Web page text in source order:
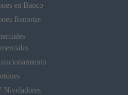
en Banco
Remotas
Niveladores